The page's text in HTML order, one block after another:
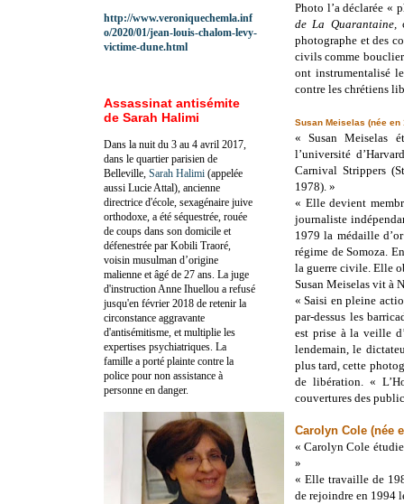
Photo l’a déclarée «
de La Quarantaine,
photographe et des
civils comme
ont instrumentalisé
contre les chrétiens
Susan Meiselas (née en
« Susan Meiselas
l’université
Carnival Strippers
1978). »
« Elle devient
journaliste
1979 la médaille
régime de Somoza.
la guerre civile. Elle
Susan Meiselas vit à
« Saisi en pleine
par-dessus les
est prise à la veille
lendemain, le
plus tard, cette
de libération. «
couvertures des
Carolyn Cole (née
« Carolyn Cole
»
« Elle travaille de
de rejoindre en 1994
http://www.veroniquechemla.inf
o/2020/01/jean-louis-chalom-levy-
victime-dune.html
Assassinat antisémite
de Sarah Halimi
Dans la nuit du 3 au 4 avril 2017,
dans le quartier parisien de
Belleville, Sarah Halimi (appelée
aussi Lucie Attal), ancienne
directrice d'école, sexagénaire juive
orthodoxe, a été séquestrée, rouée
de coups dans son domicile et
défenestrée par Kobili Traoré,
voisin musulman d’origine
malienne et âgé de 27 ans. La juge
d'instruction Anne Ihuellou a refusé
jusqu'en février 2018 de retenir la
circonstance aggravante
d'antisémitisme, et multiplie les
expertises psychiatriques. La
famille a porté plainte contre la
police pour non assistance à
personne en danger.